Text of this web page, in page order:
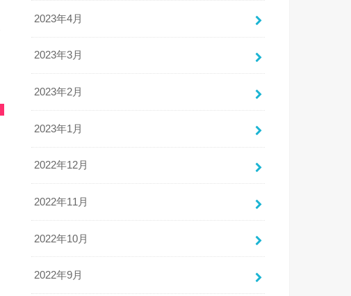
2023年4月
2023年3月
2023年2月
2023年1月
2022年12月
2022年11月
2022年10月
2022年9月